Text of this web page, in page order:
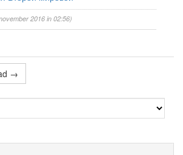
2016 in 02:56)
→